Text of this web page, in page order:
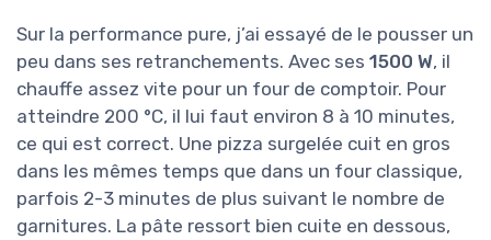
Sur la performance pure, j’ai essayé de le pousser un
peu dans ses retranchements. Avec ses 1500 W, il
chauffe assez vite pour un four de comptoir. Pour
atteindre 200 °C, il lui faut environ 8 à 10 minutes,
ce qui est correct. Une pizza surgelée cuit en gros
dans les mêmes temps que dans un four classique,
parfois 2-3 minutes de plus suivant le nombre de
garnitures. La pâte ressort bien cuite en dessous,